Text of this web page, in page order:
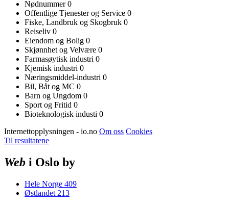
Nødnummer0
Offentlige Tjenester og Service 0
Fiske, Landbruk og Skogbruk 0
Reiseliv 0
Eiendom og Bolig 0
Skjønnhet og Velvære 0
Farmasøytisk industri 0
Kjemisk industri 0
Næringsmiddel-industri 0
Bil, Båt og MC 0
Barn og Ungdom 0
Sport og Fritid 0
Bioteknologisk industi 0
Internettopplysningen - io.no Om oss Cookies
Til resultatene
Web i Oslo by
Hele Norge 409
Østlandet 213